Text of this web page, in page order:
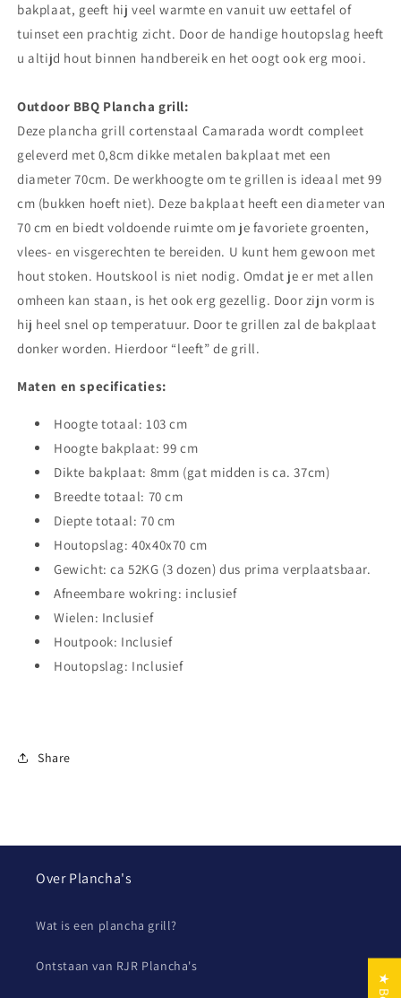
bakplaat, geeft hij veel warmte en vanuit uw eettafel of
tuinset een prachtig zicht. Door de handige houtopslag heeft
u altijd hout binnen handbereik en het oogt ook erg mooi.
Outdoor BBQ Plancha grill:
Deze plancha grill cortenstaal Camarada wordt compleet
geleverd met 0,8cm dikke metalen bakplaat met een
diameter 70cm. De werkhoogte om te grillen is ideaal met 99
cm (bukken hoeft niet). Deze bakplaat heeft een diameter van
70 cm en biedt voldoende ruimte om je favoriete groenten,
vlees- en visgerechten te bereiden. U kunt hem gewoon met
hout stoken. Houtskool is niet nodig. Omdat je er met allen
omheen kan staan, is het ook erg gezellig. Door zijn vorm is
hij heel snel op temperatuur. Door te grillen zal de bakplaat
donker worden. Hierdoor “leeft” de grill.
Maten en specificaties:
Hoogte totaal: 103 cm
Hoogte bakplaat: 99 cm
Dikte bakplaat: 8mm (gat midden is ca. 37cm)
Breedte totaal: 70 cm
Diepte totaal: 70 cm
Houtopslag: 40x40x70 cm
Gewicht: ca 52KG (3 dozen) dus prima verplaatsbaar.
Afneembare wokring: inclusief
Wielen: Inclusief
Houtpook: Inclusief
Houtopslag: Inclusief
Share
Over Plancha's
Wat is een plancha grill?
Ontstaan van RJR Plancha's